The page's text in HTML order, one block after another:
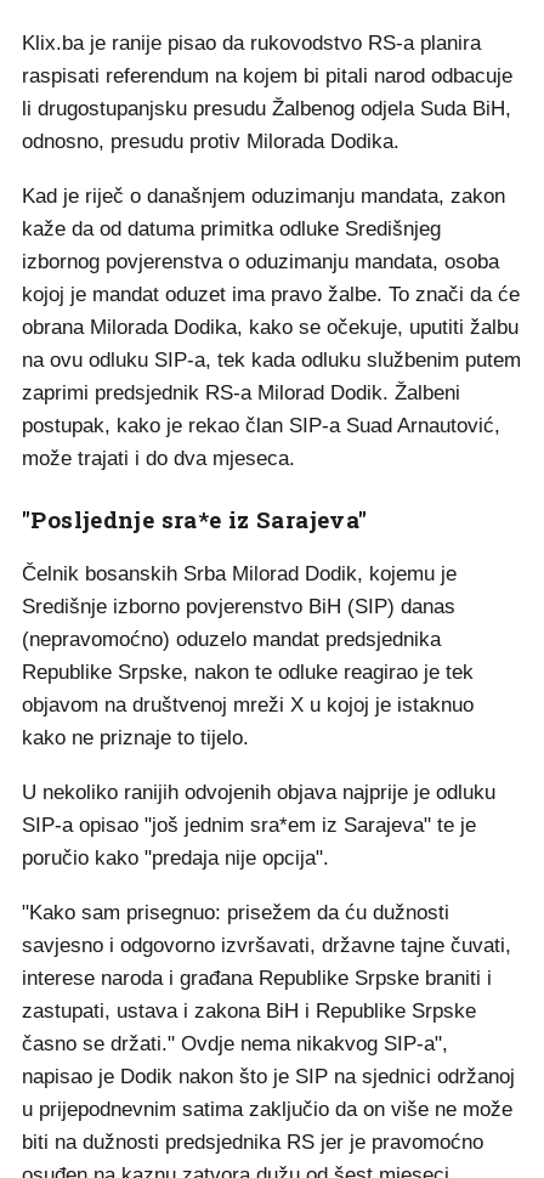
Klix.ba je ranije pisao da rukovodstvo RS-a planira
raspisati referendum na kojem bi pitali narod odbacuje
li drugostupanjsku presudu Žalbenog odjela Suda BiH,
odnosno, presudu protiv Milorada Dodika.
Kad je riječ o današnjem oduzimanju mandata, zakon
kaže da od datuma primitka odluke Središnjeg
izbornog povjerenstva o oduzimanju mandata, osoba
kojoj je mandat oduzet ima pravo žalbe. To znači da će
obrana Milorada Dodika, kako se očekuje, uputiti žalbu
na ovu odluku SIP-a, tek kada odluku službenim putem
zaprimi predsjednik RS-a Milorad Dodik. Žalbeni
postupak, kako je rekao član SIP-a Suad Arnautović,
može trajati i do dva mjeseca.
"Posljednje sra*e iz Sarajeva"
Čelnik bosanskih Srba Milorad Dodik, kojemu je
Središnje izborno povjerenstvo BiH (SIP) danas
(nepravomoćno) oduzelo mandat predsjednika
Republike Srpske, nakon te odluke reagirao je tek
objavom na društvenoj mreži X u kojoj je istaknuo
kako ne priznaje to tijelo.
U nekoliko ranijih odvojenih objava najprije je odluku
SIP-a opisao "još jednim sra*em iz Sarajeva" te je
poručio kako "predaja nije opcija".
"Kako sam prisegnuo: prisežem da ću dužnosti
savjesno i odgovorno izvršavati, državne tajne čuvati,
interese naroda i građana Republike Srpske braniti i
zastupati, ustava i zakona BiH i Republike Srpske
časno se držati." Ovdje nema nikakvog SIP-a",
napisao je Dodik nakon što je SIP na sjednici održanoj
u prijepodnevnim satima zaključio da on više ne može
biti na dužnosti predsjednika RS jer je pravomoćno